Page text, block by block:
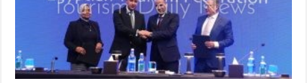
أوضاع
العمالة
الأجنبية
مغلقة